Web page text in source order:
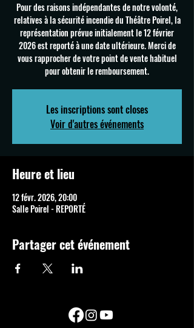
Pour des raisons indépendantes de notre volonté,
relatives à la sécurité incendie du Théâtre Poirel, la
représentation prévue initialement le 12 février
2026 est reporté à une date ultérieure. Merci de
vous rapprocher de votre point de vente habituel
pour obtenir le remboursement.
Les inscriptions sont closes
Voir d'autres événements
Heure et lieu
12 févr. 2026, 20:00
Salle Poirel - REPORTÉ
Partager cet événement